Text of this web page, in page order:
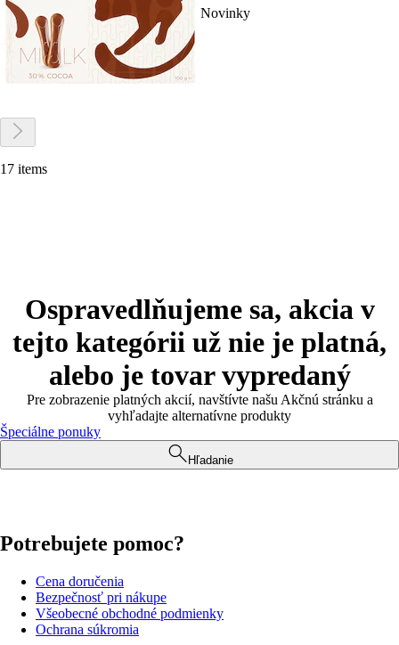
Novinky
17 items
Ospravedlňujeme sa, akcia v
tejto kategórii už nie je platná,
alebo je tovar vypredaný
Pre zobrazenie platných akcií, navštívte našu Akčnú stránku a
vyhľadajte alternatívne produkty
Špeciálne ponuky
Hľadanie
Potrebujete pomoc?
Cena doručenia
Bezpečnosť pri nákupe
Všeobecné obchodné podmienky
Ochrana súkromia